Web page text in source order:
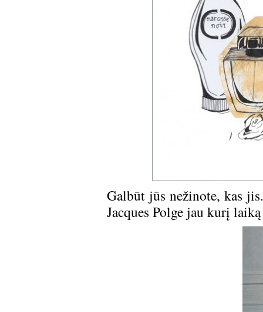
Galbūt jūs nežinote, kas
Jacques Polge jau kurį